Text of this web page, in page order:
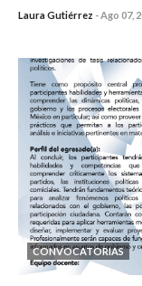
Laura Gutiérrez -Ago 07,
CONVOCATORIAS